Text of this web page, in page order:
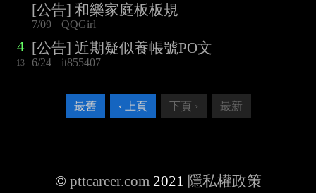
[公告] 和樂家庭板板規
7/09 QQGirl
4
13
[公告] 近期疑似養帳號PO文
6/24 it855407
最舊 ‹ 上頁 下頁 › 最新
© pttcareer.com 2021 隱私權政策